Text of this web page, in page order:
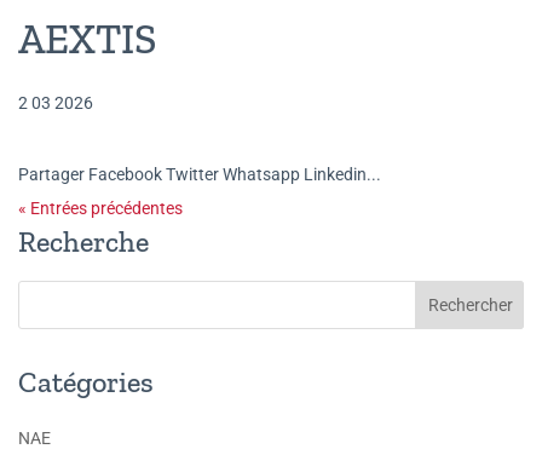
AEXTIS
2 03 2026
Partager Facebook Twitter Whatsapp Linkedin...
« Entrées précédentes
Recherche
Catégories
NAE